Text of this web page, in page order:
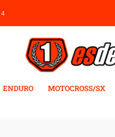
ENDURO MOTOCROSS/SX